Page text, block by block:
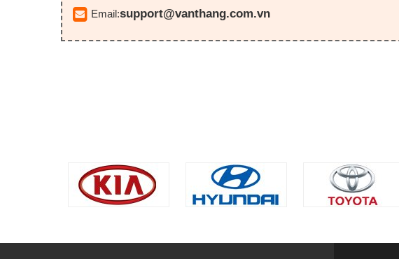
Email:support@vanthang.com.vn